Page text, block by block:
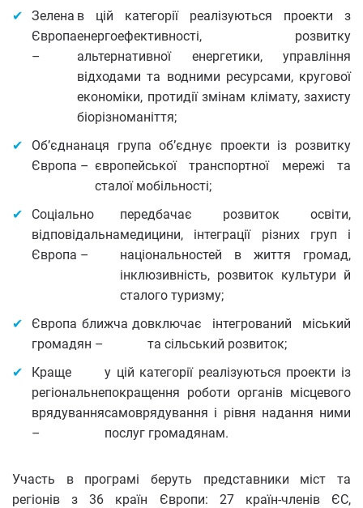
Зелена
Європа
–
в цій категорії реалізуються проекти з
енергоефективності, розвитку
альтернативної енергетики, управління
відходами та водними ресурсами, кругової
економіки, протидії змінам клімату, захисту
біорізноманіття;
Об’єднана
Європа –
ця група об’єднує проекти із розвитку
європейської транспортної мережі та
сталої мобільності;
Соціально
відповідальна
Європа –
передбачає розвиток освіти,
медицини, інтеграції різних груп і
національностей в життя громад,
інклюзивність, розвиток культури й
сталого туризму;
Європа ближча до
громадян –
включає інтегрований міський
та сільський розвиток;
Краще
регіональне
врядування
–
у цій категорії реалізуються проекти із
покращення роботи органів місцевого
самоврядування і рівня надання ними
послуг громадянам.
Участь в програмі беруть представники міст та
регіонів з 36 країн Європи: 27 країн-членів ЄС,